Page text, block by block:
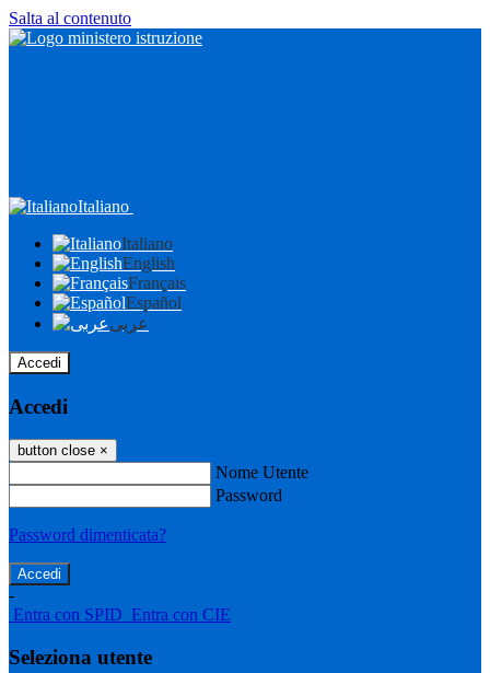
Salta al contenuto
Italiano
Italiano
English
Français
Español
عربى
Accedi
Accedi
button close ×
Nome Utente
Password
Password dimenticata?
-
Entra con SPID Entra con CIE
Seleziona utente